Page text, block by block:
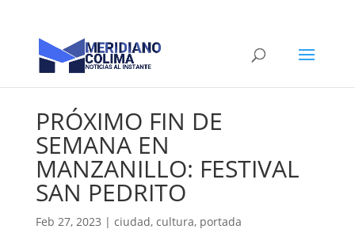
PRÓXIMO FIN DE
SEMANA EN
MANZANILLO: FESTIVAL
SAN PEDRITO
Feb 27, 2023 | ciudad, cultura, portada